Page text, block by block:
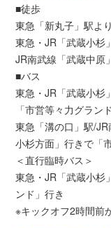
■徒歩
東急「新丸子」駅よ
東急・JR「武蔵小杉
JR南武線「武蔵中原
■バス
東急・JR「武蔵小杉
「市営等々力グラン
東急「溝の口」駅/
小杉方面」行きで「
＜直行臨時バス＞
東急・JR「武蔵小杉
ンド」行き
※キックオフ2時間前